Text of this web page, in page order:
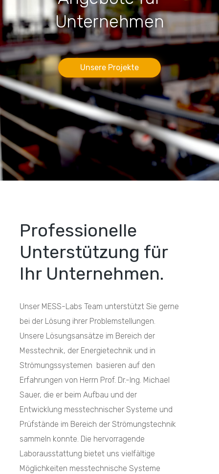
Unternehmen
Unsere Projekte
Professionelle
Unterstützung für
Ihr Unternehmen.
Unser MESS-Labs Team unterstützt Sie gerne
bei der Lösung ihrer Problemstellungen.
Unsere Lösungsansätze im Bereich der
Messtechnik, der Energietechnik und in
Strömungssystemen basieren auf den
Erfahrungen von Herrn Prof. Dr.-Ing. Michael
Sauer, die er beim Aufbau und der
Entwicklung messtechnischer Systeme und
Prüfstände im Bereich der Strömungstechnik
sammeln konnte. Die hervorragende
Laborausstattung bietet uns vielfältige
Möglichkeiten messtechnische Systeme